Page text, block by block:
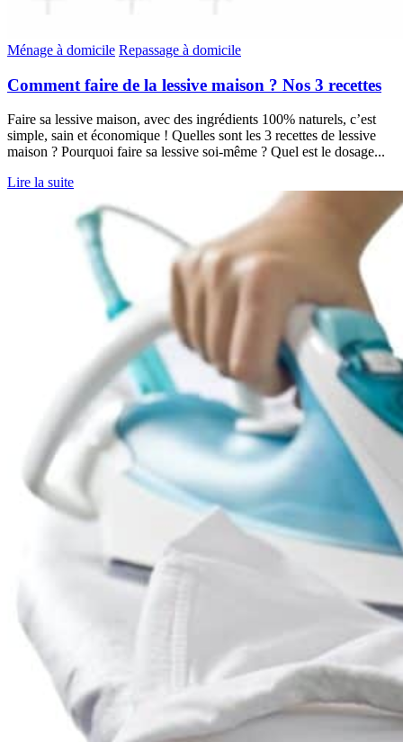
Ménage à domicile Repassage à domicile
Comment faire de la lessive maison ? Nos 3 recettes
Faire sa lessive maison, avec des ingrédients 100% naturels, c’est
simple, sain et économique ! Quelles sont les 3 recettes de lessive
maison ? Pourquoi faire sa lessive soi-même ? Quel est le dosage...
Lire la suite